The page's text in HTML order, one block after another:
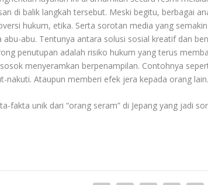
di balik langkah tersebut. Meski begitu, berbagai
hukum, etika. Serta sorotan media yang
abu-abu. Tentunya antara solusi sosial kreatif dan
penutupan adalah risiko hukum yang terus
menyeramkan berpenampilan. Contohnya
nakuti. Ataupun memberi efek jera kepada orang lain.
fakta unik dari “orang seram” di Jepang yang jadi